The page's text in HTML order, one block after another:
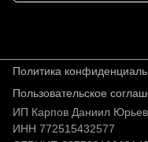
ИП Карпов Даниил
ИНН 772515432577
Политика
Пользовательское